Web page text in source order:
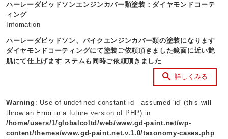
ハーレーダビッドソンエンジンカバー類塗装：ダイヤモンドコーテ
ィング
Infomation
ハーレーダビッドソン、バイクエンジンカバー類の塗装になります
ダイヤモンドコーティングにて塗装ご依頼頂きました鏡面に近い艶
肌にて仕上げます ステムも同時ご依頼頂きました
詳しくみる
Warning : Use of undefined constant id - assumed 'id' (this will
throw an Error in a future version of PHP) in
/home/users/1/globalcoltd/web/www.gd-paint.net/wp-
content/themes/www.gd-paint.net.v.1.0/taxonomy-cases.php